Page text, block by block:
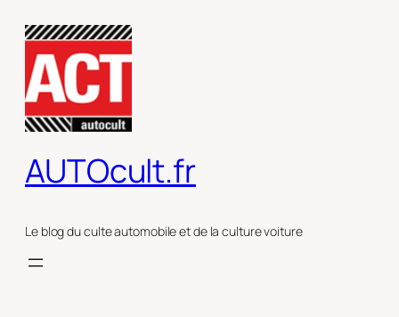
contenu
AUTOcult.fr
Le blog du culte automobile et de la culture voiture